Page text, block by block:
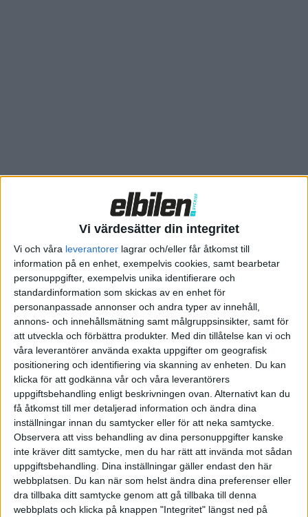
Vi värdesätter din integritet
Vi och våra leverantorer lagrar och/eller får åtkomst till
information på en enhet, exempelvis cookies, samt bearbetar
personuppgifter, exempelvis unika identifierare och
standardinformation som skickas av en enhet för
personanpassade annonser och andra typer av innehåll,
annons- och innehållsmätning samt målgruppsinsikter, samt för
att utveckla och förbättra produkter. Med din tillåtelse kan vi och
våra leverantörer använda exakta uppgifter om geografisk
positionering och identifiering via skanning av enheten. Du kan
klicka för att godkänna vår och våra leverantörers
uppgiftsbehandling enligt beskrivningen ovan. Alternativt kan du
få åtkomst till mer detaljerad information och ändra dina
inställningar innan du samtycker eller för att neka samtycke.
Observera att viss behandling av dina personuppgifter kanske
inte kräver ditt samtycke, men du har rätt att invända mot sådan
uppgiftsbehandling. Dina inställningar gäller endast den här
webbplatsen. Du kan när som helst ändra dina preferenser eller
dra tillbaka ditt samtycke genom att gå tillbaka till denna
webbplats och klicka på knappen "Integritet" längst ned på
En visualisering av BMW:s nya återvinningscenter i tyska
Kirchroth.
Arbetet där utökas nu med ett Cell Recycling Competence
Centre för återvinning värdefulla metaller genom vad BMW
kallar för ”direkt återvinning”. Det beskrivs som mindre
energikrävande än traditionell återvinning av battericeller,
som sker genom kemiska eller termiska processer. I stället för
att utvinna metallerna och återskapa dem i sitt ursprungliga
tillstånd återanvänds materialen här direkt till produktionen
av nya battericeller.
– Det nya kompetenscentret för cellåtervinning tillför
ytterligare ett element till vår interna expertis: Från
utveckling och pilotproduktion till återvinning skapar vi ett
slutet kretslopp för battericeller och drar nytta av de korta